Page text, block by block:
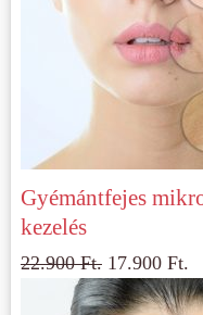
Gyémántfejes
kezelés
22.900Ft. 17.900Ft.